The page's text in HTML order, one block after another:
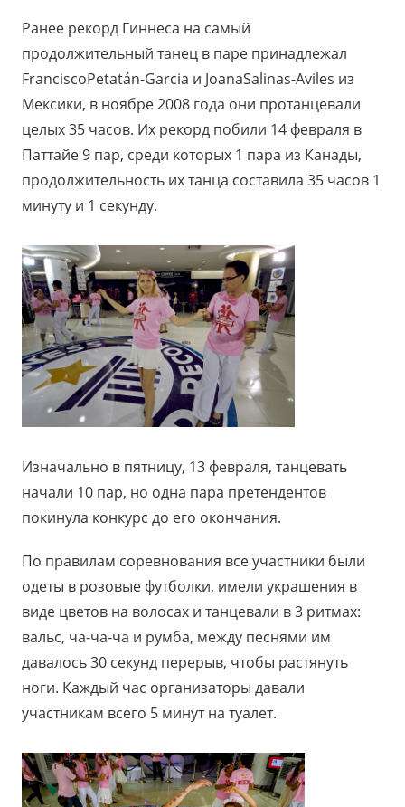
Ранее рекорд Гиннеса на самый
продолжительный танец в паре принадлежал
FranciscoPetatán-Garcia и JoanaSalinas-Aviles из
Мексики, в ноябре 2008 года они протанцевали
целых 35 часов. Их рекорд побили 14 февраля в
Паттайе 9 пар, среди которых 1 пара из Канады,
продолжительность их танца составила 35 часов 1
минуту и 1 секунду.
Изначально в пятницу, 13 февраля, танцевать
начали 10 пар, но одна пара претендентов
покинула конкурс до его окончания.
По правилам соревнования все участники были
одеты в розовые футболки, имели украшения в
виде цветов на волосах и танцевали в 3 ритмах:
вальс, ча-ча-ча и румба, между песнями им
давалось 30 секунд перерыв, чтобы растянуть
ноги. Каждый час организаторы давали
участникам всего 5 минут на туалет.